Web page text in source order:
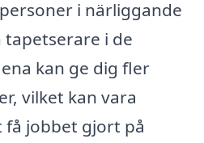
i närliggande
tapetserare i de
kan ge dig fler
vilket kan vara
jobbet gjort på